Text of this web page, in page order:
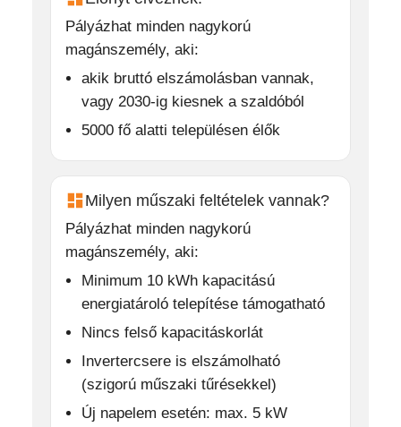
Pályázhat minden nagykorú
magánszemély, aki:
akik bruttó elszámolásban vannak,
vagy 2030-ig kiesnek a szaldóból
5000 fő alatti településen élők
Milyen műszaki feltételek vannak?
Pályázhat minden nagykorú
magánszemély, aki:
Minimum 10 kWh kapacitású
energiatároló telepítése támogatható
Nincs felső kapacitáskorlát
Invertercsere is elszámolható
(szigorú műszaki tűrésekkel)
Új napelem esetén: max. 5 kW